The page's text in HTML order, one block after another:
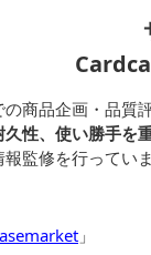
商品企画・品質
性、使い勝手を
監修を行っていま
」